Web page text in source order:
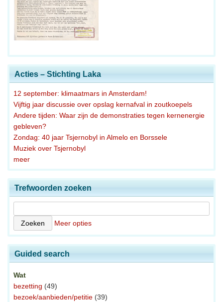
Acties – Stichting Laka
12 september: klimaatmars in Amsterdam!
Vijftig jaar discussie over opslag kernafval in zoutkoepels
Andere tijden: Waar zijn de demonstraties tegen kernenergie
gebleven?
Zondag: 40 jaar Tsjernobyl in Almelo en Borssele
Muziek over Tsjernobyl
meer
Trefwoorden zoeken
Meer opties
Guided search
Wat
bezetting (49)
bezoek/aanbieden/petitie (39)